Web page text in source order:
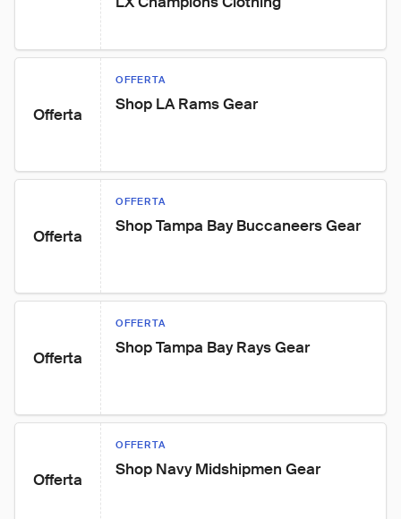
Offerta
OFFERTA
Shop LA Rams Gear
Offerta
OFFERTA
Shop Tampa Bay Buccaneers Gear
Offerta
OFFERTA
Shop Tampa Bay Rays Gear
Offerta
OFFERTA
Shop Navy Midshipmen Gear